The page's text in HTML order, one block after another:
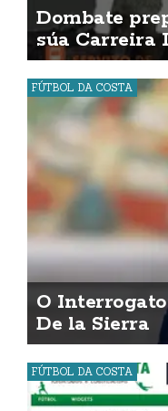
Dombate
súa Carreira
FÚTBOL DA COSTA
O
De la Sierra
FÚTBOL DA COSTA